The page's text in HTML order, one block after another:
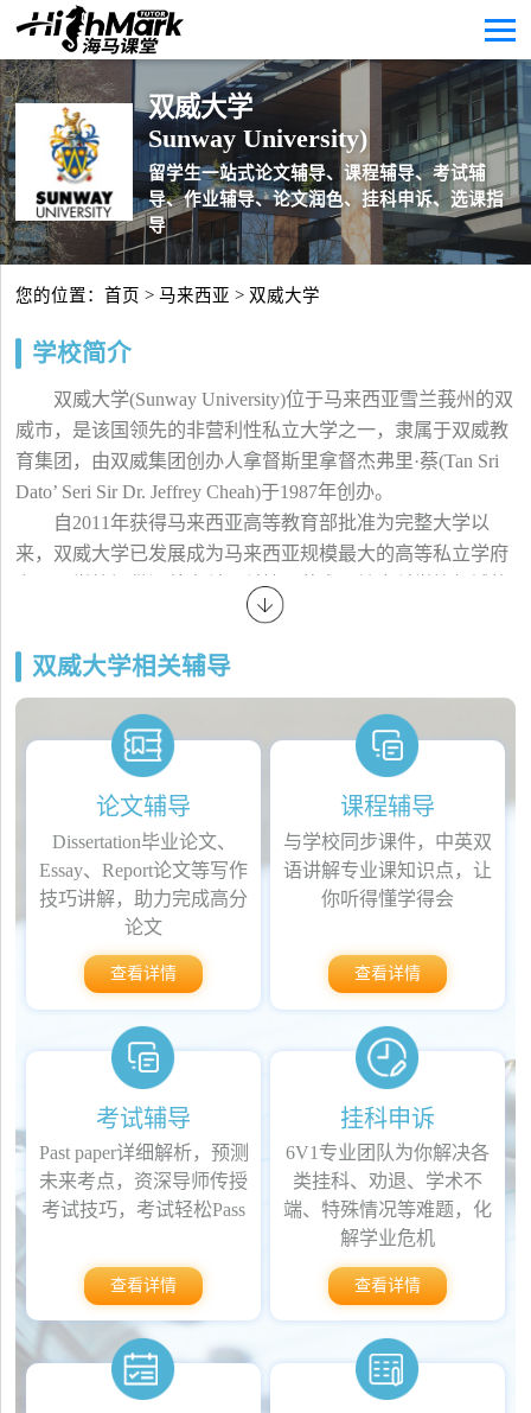
双威大学
Sunway University)
留学生一站式论文辅导、课程辅导、考试辅
导、作业辅导、论文润色、挂科申诉、选课指
导
您的位置：首页 >马来西亚 > 双威大学
学校简介
双威大学(Sunway University)位于马来西亚雪兰莪州的双
威市，是该国领先的非营利性私立大学之一，隶属于双威教
育集团，由双威集团创办人拿督斯里拿督杰弗里·蔡(Tan Sri
Dato’ Seri Sir Dr. Jeffrey Cheah)于1987年创办。
自2011年获得马来西亚高等教育部批准为完整大学以
来，双威大学已发展成为马来西亚规模最大的高等私立学府
之一。学校提供涵盖商科、科技、艺术、健康科学等领域的
本科及研究生课程。许多课程与英国兰卡斯特大学、法国蓝
可获得双学位或学分互认。
根据QS世界大学排名，双威大学位列全球前2%，在亚
洲排名前125位。此外，学校还获得了马来西亚学术鉴定机
构(MQA)评定的五星级评级，并被评为“卓越数字技术大
双威大学位于双威市，占地22英亩，周边设施完善，包
括购物中心、住宅区、主题乐园和医疗机构，生活便利。校
园内设有国际标准的体育场馆、图书馆和现代化教学楼，为
学生提供优质的学习和生活环境。
学校致力于培养具有全球视野和社会责任感的高素质人
才，吸引了来自80多个国家和地区的学生，是国际学生在马
来西亚留学的热门选择之一。
双威大学相关辅导
论文辅导
Dissertation毕业论文、
Essay、Report论文等写作
技巧讲解，助力完成高分
论文
查看详情
课程辅导
与学校同步课件，中英双
语讲解专业课知识点，让
你听得懂学得会
查看详情
考试辅导
Past paper详细解析，预测
未来考点，资深导师传授
考试技巧，考试轻松Pass
查看详情
挂科申诉
6V1专业团队为你解决各
类挂科、劝退、学术不
端、特殊情况等难题，化
解学业危机
查看详情